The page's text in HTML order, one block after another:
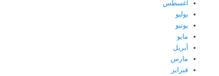
أغسطس
يوليو
يونيو
مايو
أبريل
مارس
فبراير